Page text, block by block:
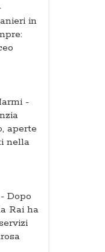
in
-
aperte
nella
Dopo
Rai ha